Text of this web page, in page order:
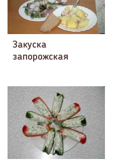
Закуска
запорожская